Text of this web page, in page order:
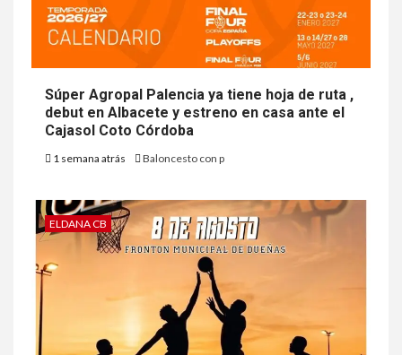
Súper Agropal Palencia ya tiene hoja de ruta ,
debut en Albacete y estreno en casa ante el
Cajasol Coto Córdoba
1 semana atrás Baloncesto con p
ELDANA CB